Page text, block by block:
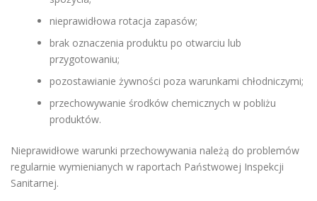
nieprawidłowa rotacja zapasów;
brak oznaczenia produktu po otwarciu lub
przygotowaniu;
pozostawianie żywności poza warunkami chłodniczymi;
przechowywanie środków chemicznych w pobliżu
produktów.
Nieprawidłowe warunki przechowywania należą do problemów
regularnie wymienianych w raportach Państwowej Inspekcji
Sanitarnej.